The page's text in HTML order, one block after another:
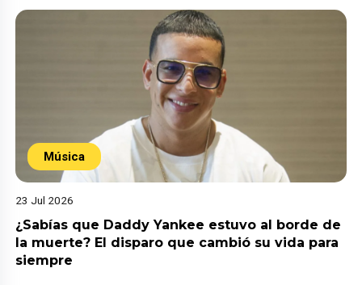
Música
23 Jul 2026
¿Sabías que Daddy Yankee estuvo al borde de
la muerte? El disparo que cambió su vida para
siempre